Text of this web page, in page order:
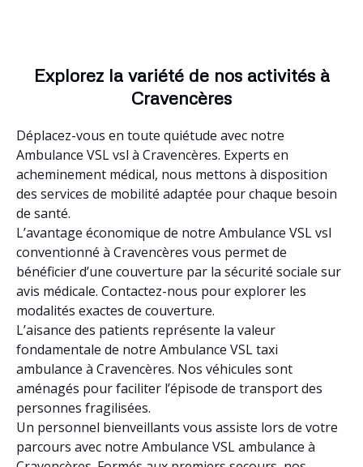
Explorez la variété de nos activités à
Cravencères
Déplacez-vous en toute quiétude avec notre
Ambulance VSL vsl à Cravencères. Experts en
acheminement médical, nous mettons à disposition
des services de mobilité adaptée pour chaque besoin
de santé.
L’avantage économique de notre Ambulance VSL vsl
conventionné à Cravencères vous permet de
bénéficier d’une couverture par la sécurité sociale sur
avis médicale. Contactez-nous pour explorer les
modalités exactes de couverture.
L’aisance des patients représente la valeur
fondamentale de notre Ambulance VSL taxi
ambulance à Cravencères. Nos véhicules sont
aménagés pour faciliter l’épisode de transport des
personnes fragilisées.
Un personnel bienveillants vous assiste lors de votre
parcours avec notre Ambulance VSL ambulance à